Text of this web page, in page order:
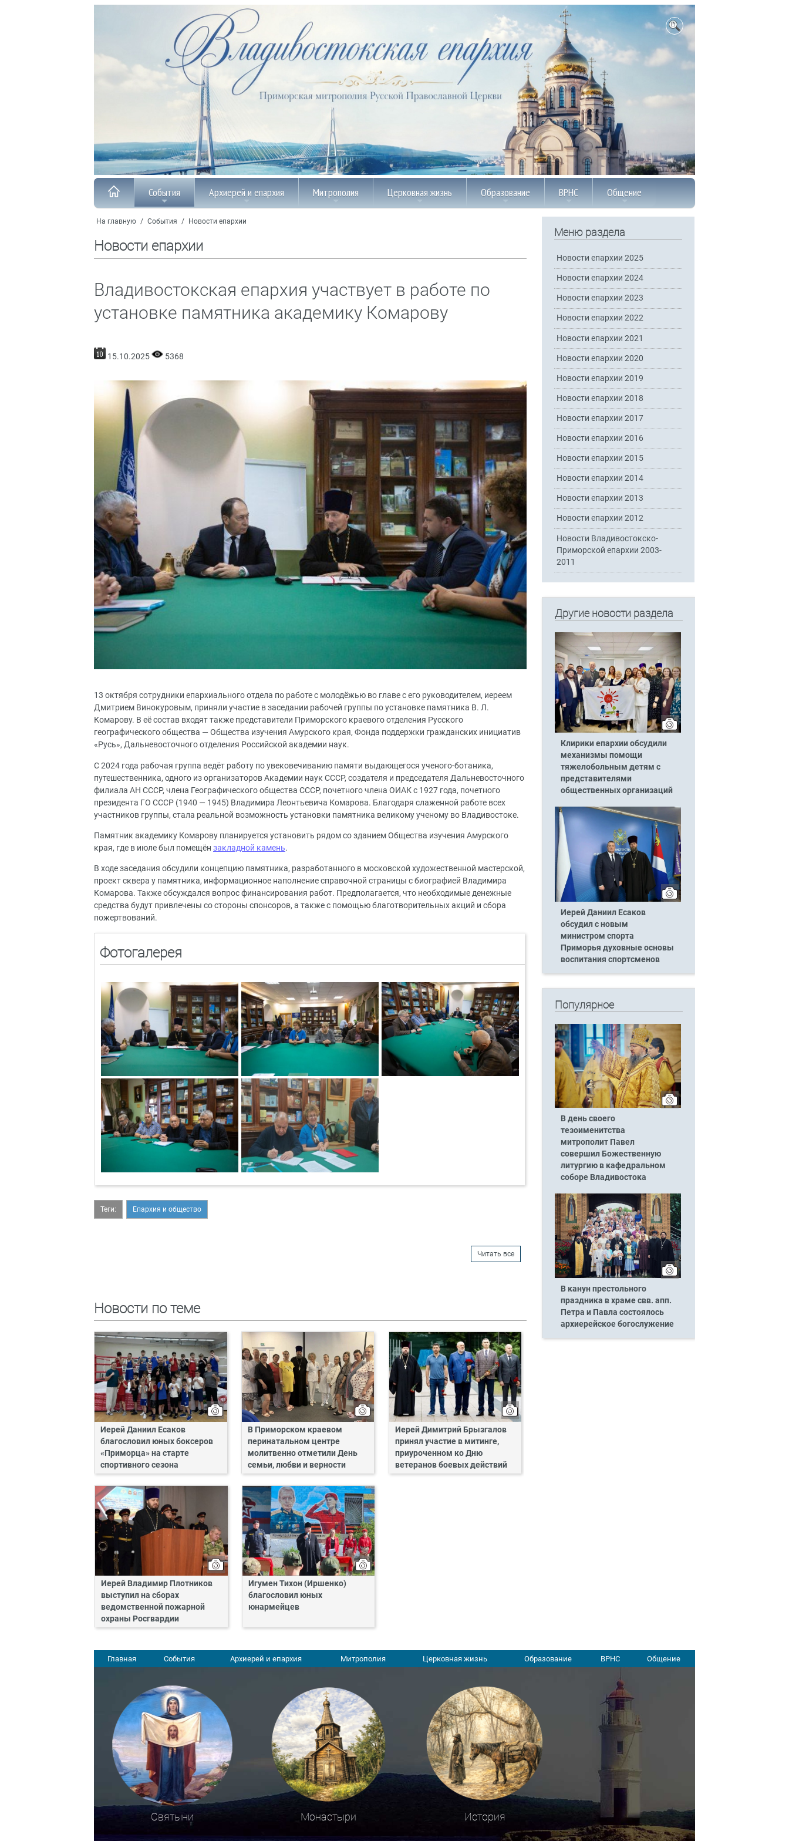
События Архиерей и епархия Митрополия Церковная жизнь Образование ВРНС Общение
На главную / События / Новости епархии
Новости епархии
Владивостокская епархия участвует в работе по
установке памятника академику Комарову
15.10.2025 5368
13 октября сотрудники епархиального отдела по работе с молодёжью во главе с его руководителем, иереем
Дмитрием Винокуровым, приняли участие в заседании рабочей группы по установке памятника В. Л.
Комарову. В её состав входят также представители Приморского краевого отделения Русского
географического общества — Общества изучения Амурского края, Фонда поддержки гражданских инициатив
«Русь», Дальневосточного отделения Российской академии наук.
С 2024 года рабочая группа ведёт работу по увековечиванию памяти выдающегося ученого-ботаника,
путешественника, одного из организаторов Академии наук СССР, создателя и председателя Дальневосточного
филиала АН СССР, члена Географического общества СССР, почетного члена ОИАК с 1927 года, почетного
президента ГО СССР (1940 — 1945) Владимира Леонтьевича Комарова. Благодаря слаженной работе всех
участников группы, стала реальной возможность установки памятника великому ученому во Владивостоке.
Памятник академику Комарову планируется установить рядом со зданием Общества изучения Амурского
края, где в июле был помещён закладной камень.
В ходе заседания обсудили концепцию памятника, разработанного в московской художественной мастерской,
проект сквера у памятника, информационное наполнение справочной страницы с биографией Владимира
Комарова. Также обсуждался вопрос финансирования работ. Предполагается, что необходимые денежные
средства будут привлечены со стороны спонсоров, а также с помощью благотворительных акций и сбора
пожертвований.
Фотогалерея
Теги: Епархия и общество
Читать все
Новости по теме
Иерей Даниил Есаков
благословил юных боксеров
«Приморца» на старте
спортивного сезона
В Приморском краевом
перинатальном центре
молитвенно отметили День
семьи, любви и верности
Иерей Димитрий Брызгалов
принял участие в митинге,
приуроченном ко Дню
ветеранов боевых действий
Иерей Владимир Плотников
выступил на сборах
ведомственной пожарной
охраны Росгвардии
Игумен Тихон (Иршенко)
благословил юных
юнармейцев
Меню раздела
Новости епархии 2025
Новости епархии 2024
Новости епархии 2023
Новости епархии 2022
Новости епархии 2021
Новости епархии 2020
Новости епархии 2019
Новости епархии 2018
Новости епархии 2017
Новости епархии 2016
Новости епархии 2015
Новости епархии 2014
Новости епархии 2013
Новости епархии 2012
Новости Владивостокско-
Приморской епархии 2003-
2011
Другие новости раздела
Клирики епархии обсудили
механизмы помощи
тяжелобольным детям с
представителями
общественных организаций
Иерей Даниил Есаков
обсудил с новым
министром спорта
Приморья духовные основы
воспитания спортсменов
Популярное
В день своего
тезоименитства
митрополит Павел
совершил Божественную
литургию в кафедральном
соборе Владивостока
В канун престольного
праздника в храме свв. апп.
Петра и Павла состоялось
архиерейское богослужение
Главная События Архиерей и епархия Митрополия Церковная жизнь Образование ВРНС Общение
Святыни Монастыри История